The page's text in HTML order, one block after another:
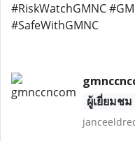
#RiskWatchGMNC
#SafeWithGMNC
ผู้เยี่ยมชม